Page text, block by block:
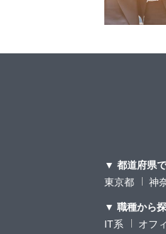
▼ 都道府県
東京都
神
▼ 職種から
IT系
オフ